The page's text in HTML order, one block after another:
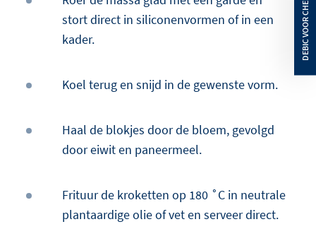
stort direct in siliconenvormen of in een
kader.
Koel terug en snijd in de gewenste vorm.
Haal de blokjes door de bloem, gevolgd
door eiwit en paneermeel.
Frituur de kroketten op 180 ˚C in neutrale
plantaardige olie of vet en serveer direct.